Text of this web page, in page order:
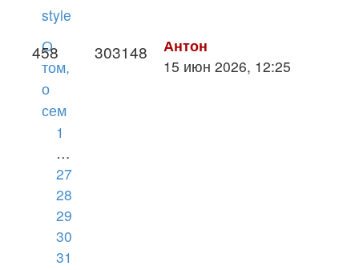
style
О
том,
о
сем
1
…
27
28
29
30
31
458 303148
Антон
15 июн 2026, 12:25